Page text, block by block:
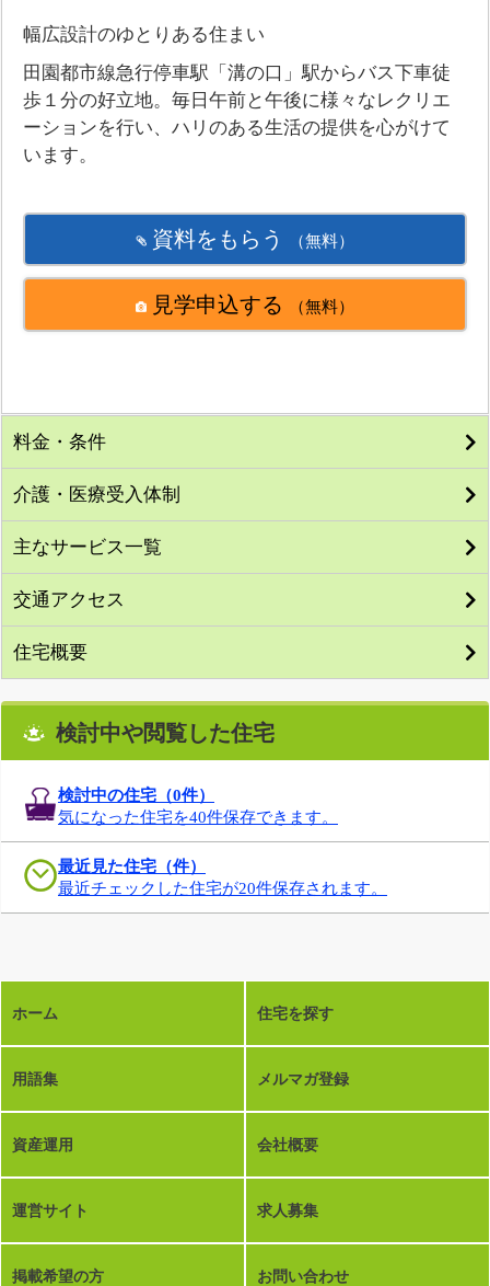
幅広設計のゆとりある住まい
田園都市線急行停車駅「溝の口」駅からバス下車徒
歩１分の好立地。毎日午前と午後に様々なレクリエ
ーションを行い、ハリのある生活の提供を心がけて
います。
資料をもらう （無料）
見学申込する （無料）
料金・条件
介護・医療受入体制
主なサービス一覧
交通アクセス
住宅概要
検討中や閲覧した住宅
検討中の住宅（0件）
気になった住宅を40件保存できます。
最近見た住宅（件）
最近チェックした住宅が20件保存されます。
ホーム 住宅を探す
用語集 メルマガ登録
資産運用 会社概要
運営サイト 求人募集
掲載希望の方 お問い合わせ